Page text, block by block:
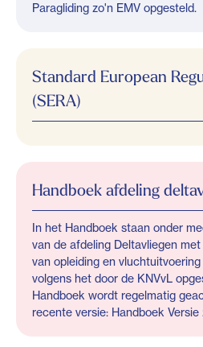
Paragliding zo'n EMV opgesteld.
Standard European
(SERA)
Handboek afdeling
In het Handboek staan onder
van de afdeling Deltavliegen
van opleiding en
volgens het door de KNVvL
Handboek wordt regelmatig
recente versie: Handboek Versie